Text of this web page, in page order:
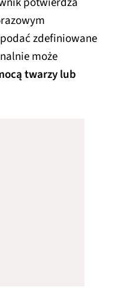
zdefiniowane
może
twarzy lub